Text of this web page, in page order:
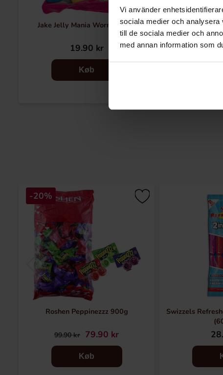
Vi använder
sociala medier och
till de sociala medier och
med annan information som
Jake Jelly Mania Worms 100g
19.90 kr
Køb
Swizzels
-20%
Roshen Peppinezzz 900g
99.90 kr 79.90 kr
Køb
Swizzels